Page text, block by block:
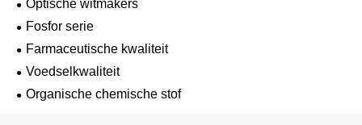
Optische witmakers
Fosfor serie
Farmaceutische kwaliteit
Voedselkwaliteit
Organische chemische stof